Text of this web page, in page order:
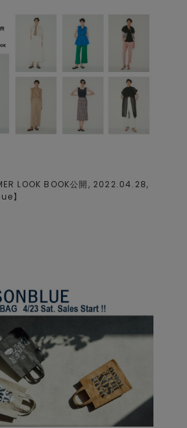
LOOK BOOK公開, 2022.04.28,
】